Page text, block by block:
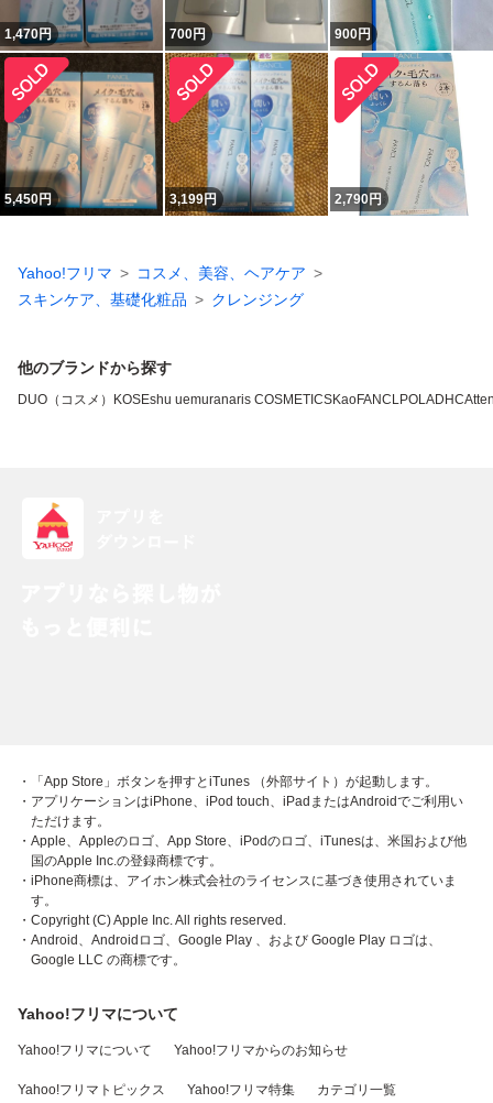
1,470円 700円 900円
5,450円 3,199円 2,790円
Yahoo!フリマ
コスメ、美容、ヘアケア
スキンケア、基礎化粧品
クレンジング
他のブランドから探す
DUO（コスメ） KOSEshu uemuranaris COSMETICSKaoFANCLPOLADHC
・「App Store」ボタンを押すとiTunes （外部サイト）が起動します。
・アプリケーションはiPhone、iPod touch、iPadまたはAndroidでご利用い
ただけます。
・Apple、Appleのロゴ、App Store、iPodのロゴ、iTunesは、米国および他
国のApple Inc.の登録商標です。
・iPhone商標は、アイホン株式会社のライセンスに基づき使用されていま
す。
・Copyright (C) Apple Inc. All rights reserved.
・Android、Androidロゴ、Google Play 、および Google Play ロゴは、
Google LLC の商標です。
Yahoo!フリマについて
Yahoo!フリマについて Yahoo!フリマからのお知らせ
Yahoo!フリマトピックス Yahoo!フリマ特集 カテゴリ一覧